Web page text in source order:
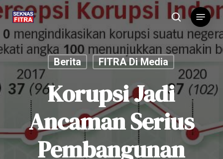
Skip
to
main
content
search
Menu
Berita FITRA Di Media
Korupsi Jadi
Ancaman Serius
Pembangunan